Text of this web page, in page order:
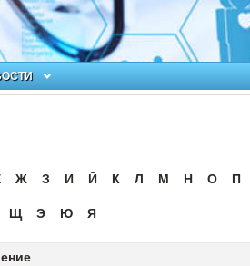
Ж З И Й К Л М Н О П
Щ Э Ю Я